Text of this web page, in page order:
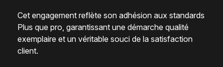
Cet engagement reflète son adhésion aux standards
Plus que pro, garantissant une démarche qualité
exemplaire et un véritable souci de la satisfaction
client.